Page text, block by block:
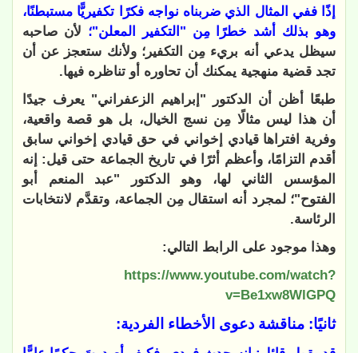
إذًا ففي المثال الذي ضربناه نواجه فكرًا تكفيريًّا مستبطنًا،
وهو بذلك أشد خطرًا مِن "التكفير المعلن"؛ لأن صاحبه
سيظل يدعي أنه بريء مِن التكفير؛ ولأنك ستعجز عن أن
تجد قضية منهجية يمكنك أن تحاوره أو تناظره فيها.
طبعًا أظن أن الدكتور "إبراهيم الزعفراني" يعرف جيدًا
أن هذا ليس مثالًا مِن نسج الخيال، بل هو قصة واقعية،
وفرية افتراها قيادي إخواني في حق قيادي إخواني سابق
أقدم التزامًا، وأعظم أثرًا في تاريخ الجماعة حتى قيل: إنه
المؤسس الثاني لها، وهو الدكتور "عبد المنعم أبو
الفتوح"؛ لمجرد أنه استقال مِن الجماعة، وتقدَّم لانتخابات
الرئاسة.
وهذا موجود على الرابط التالي:
https://www.youtube.com/watch?
v=Be1xw8WlGPQ
ثانيًا: مناقشة دعوى الأخطاء الفردية: